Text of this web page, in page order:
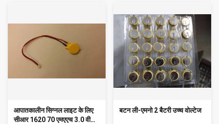
आपातकालीन सिग्नल लाइट के लिए
सीआर 1620 70 एमएएच 3.0 वी
बटन ली-एमनो 2 बैटरी उच्च वोल्टेज